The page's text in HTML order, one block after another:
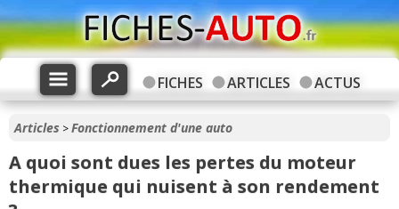
FICHES ARTICLES ACTUS
Articles >Fonctionnement d'une auto
A quoi sont dues les pertes du moteur
thermique qui nuisent à son rendement